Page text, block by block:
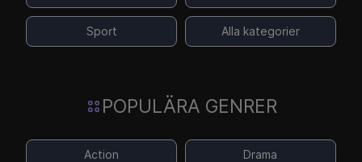
Sport Alla kategorier
POPULÄRA GENRER
Action Drama